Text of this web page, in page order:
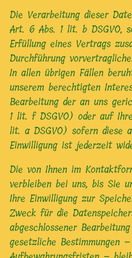
Die Verarbeitung dieser
Art. 6 Abs. 1 lit. b DSGVO,
Erfüllung eines Vertrags
Durchführung
In allen übrigen Fällen
unserem berechtigten
Bearbeitung der an uns
1 lit. f DSGVO) oder auf
lit. a DSGVO) sofern diese
Einwilligung ist jederzeit
Die von Ihnen im
verbleiben bei uns, bis Sie
Ihre Einwilligung zur
Zweck für die
abgeschlossener
gesetzliche Bestimmungen